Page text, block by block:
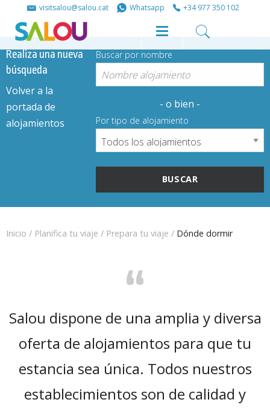
Share
on
Facebook
Share
on
Twitter
visitsalou@salou.cat Whatsapp +34 977 350 102
Realiza una nueva
búsqueda
Volver a la
portada de
alojamientos
Buscar por nombre
- o bien -
Por tipo de alojamiento
Inicio / Planifica tu viaje / Prepara tu viaje / Dónde dormir
“
Salou dispone de una amplia y diversa
oferta de alojamientos para que tu
estancia sea única. Todos nuestros
establecimientos son de calidad y